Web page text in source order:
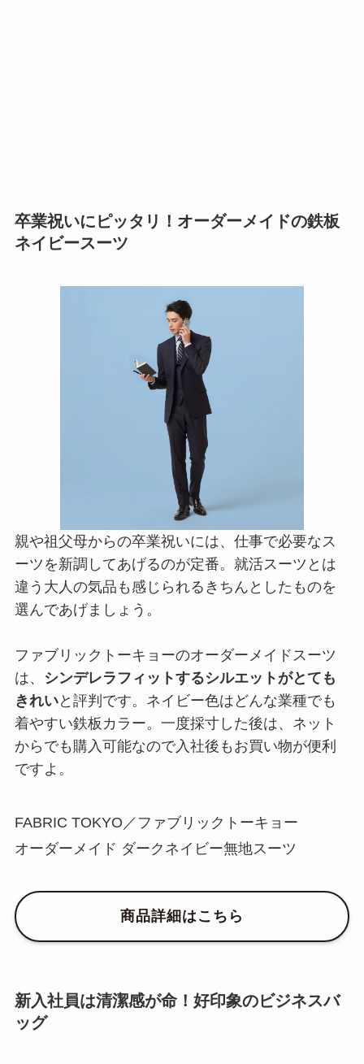
卒業祝いにピッタリ！オーダーメイドの鉄板
ネイビースーツ
親や祖父母からの卒業祝いには、仕事で必要なス
ーツを新調してあげるのが定番。就活スーツとは
違う大人の気品も感じられるきちんとしたものを
選んであげましょう。
ファブリックトーキョーのオーダーメイドスーツ
は、
シンデレラフィットするシルエットがとても
きれいと評判です。ネイビー色はどんな業種でも
着やすい鉄板カラー。一度採寸した後は、ネット
からでも購入可能なので入社後もお買い物が便利
ですよ。
FABRIC TOKYO／ファブリックトーキョー
オーダーメイド ダークネイビー無地スーツ
商品詳細はこちら
新入社員は清潔感が命！好印象のビジネスバ
ッグ